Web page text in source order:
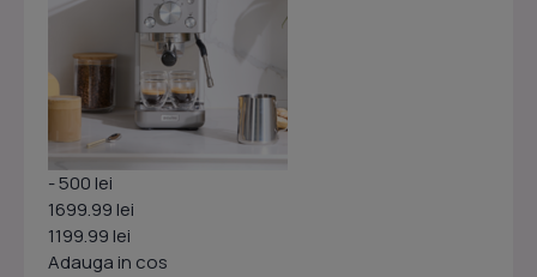
- 500 lei
1699.99 lei
1199.99 lei
Adauga in cos